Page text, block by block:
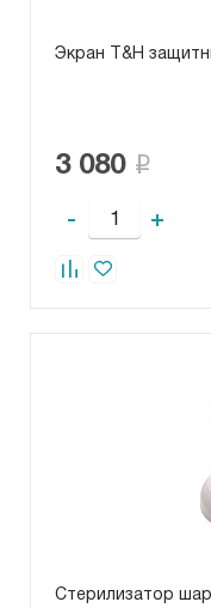
Экран T&H
3 080
- +
Стерилизатор